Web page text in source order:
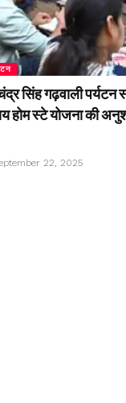
सिंह गढ़वाली
होम स्टे योजना की
22, 2025